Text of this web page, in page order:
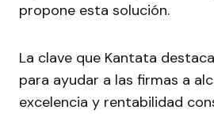
propone esta solución.
La clave que Kantata
para ayudar a las firmas a
excelencia y rentabilidad